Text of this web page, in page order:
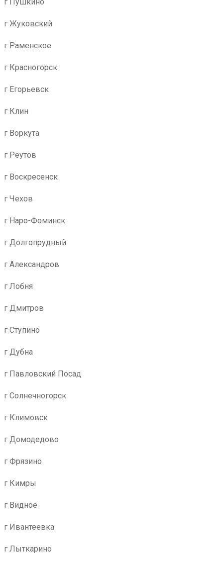
г Жуковский
г Раменское
г Красногорск
г Егорьевск
г Клин
г Воркута
г Реутов
г Воскресенск
г Чехов
г Наро-Фоминск
г Долгопрудный
г Александров
г Лобня
г Дмитров
г Ступино
г Дубна
г Павловский Посад
г Солнечногорск
г Климовск
г Домодедово
г Фрязино
г Кимры
г Видное
г Ивантеевка
г Лыткарино